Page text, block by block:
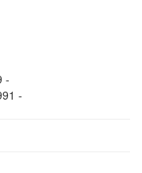
-
-